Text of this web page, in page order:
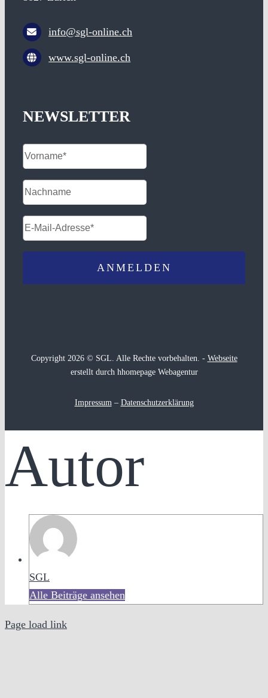
info@sgl-online.ch
www.sgl-online.ch
NEWSLETTER
Copyright 2026 © SGL. Alle Rechte vorbehalten. - Webseite
erstellt durch hhomepage Webagentur
Impressum– Datenschutzerklärung
Autor
SGL
Alle Beiträge ansehen
Page load link